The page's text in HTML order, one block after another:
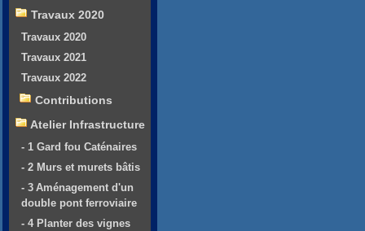
Travaux 2020
Travaux 2020
Travaux 2021
Travaux 2022
Contributions
Atelier Infrastructure
- 1 Gard fou Caténaires
- 2 Murs et murets bâtis
- 3 Aménagement d'un
double pont ferroviaire
- 4 Planter des vignes